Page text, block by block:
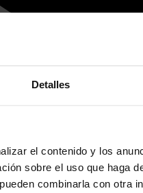
Detalles
el contenido y los
sobre el uso que haga
combinarla con otra